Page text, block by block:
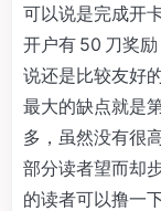
可以说是完成开
开户有 50 刀奖
说还是比较友好
最大的缺点就是
多，虽然没有很
部分读者望而却
的读者可以撸一